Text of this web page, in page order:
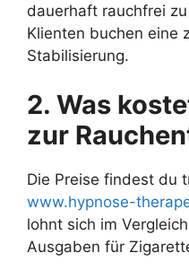
dauerhaft rauchfrei
Klienten buchen eine
Stabilisierung.
2. Was
zur
Die Preise findest du
www.hypnose-
lohnt sich im
Ausgaben für